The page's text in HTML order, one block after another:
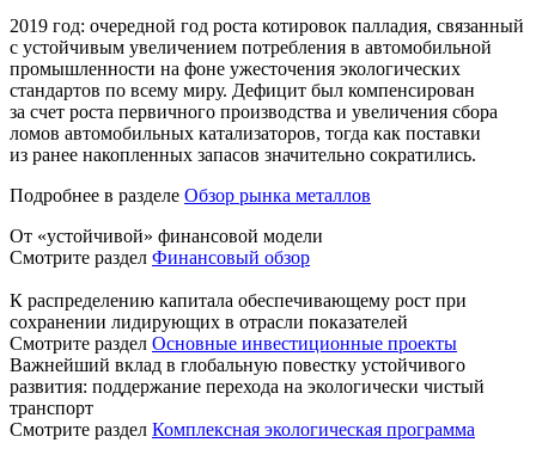
2019 год: очередной год роста котировок палладия, связанный
с устойчивым увеличением потребления в автомобильной
промышленности на фоне ужесточения экологических
стандартов по всему миру. Дефицит был компенсирован
за счет роста первичного производства и увеличения сбора
ломов автомобильных катализаторов, тогда как поставки
из ранее накопленных запасов значительно сократились.
Подробнее в разделе Обзор рынка металлов
От «устойчивой» финансовой модели
Смотрите раздел Финансовый обзор
К распределению капитала обеспечивающему рост при
сохранении лидирующих в отрасли показателей
Смотрите раздел Основные инвестиционные проекты
Важнейший вклад в глобальную повестку устойчивого
развития: поддержание перехода на экологически чистый
транспорт
Смотрите раздел Комплексная экологическая программа